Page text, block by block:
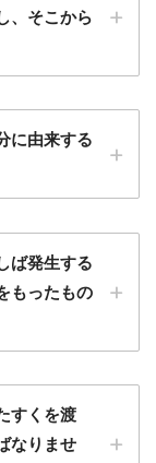
、そこから
に由来する
ば発生する
もったもの
すくを渡
なりませ